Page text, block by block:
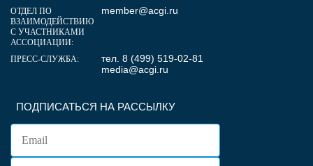
ПОДПИСАТЬСЯ НА РАССЫЛКУ
ОТДЕЛ ПО
ВЗАИМОДЕЙСТВИЮ
С УЧАСТНИКАМИ
АССОЦИАЦИИ:
member@acgi.ru
ПРЕСС-СЛУЖБА:
тел. 8 (499) 519-02-81
media@acgi.ru